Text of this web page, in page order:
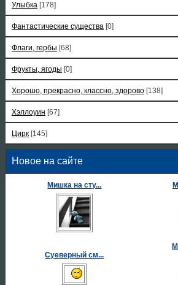
Улыбка [178]
Фантастические существа [0]
Флаги, гербы [68]
Фрукты, ягоды [0]
Хорошо, прекрасно, классно, здорово [138]
Хэллоуин [67]
Цирк [145]
Новое на сайте
Мишка на сту...
Суеверный см...